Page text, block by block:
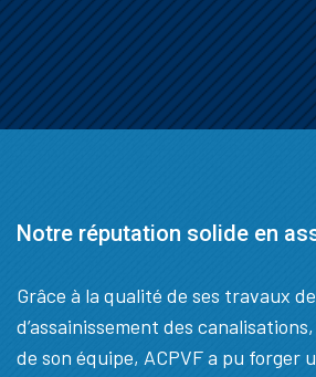
Notre réputation solide en
Grâce à la qualité de ses travaux
d’assainissement des
de son équipe, ACPVF a pu forger